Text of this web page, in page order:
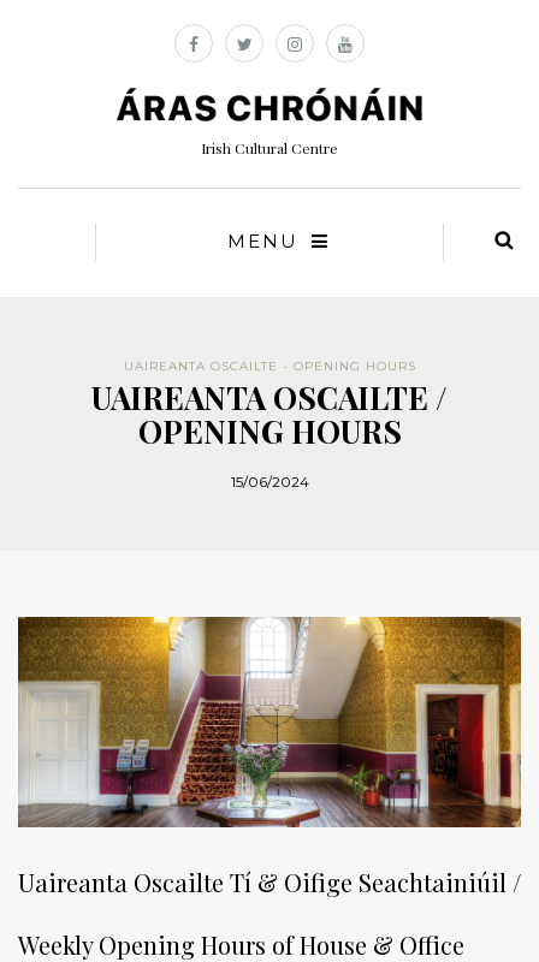
Irish Cultural Centre
MENU
UAIREANTA OSCAILTE - OPENING HOURS
UAIREANTA OSCAILTE /
OPENING HOURS
15/06/2024
Uaireanta Oscailte Tí & Oifige Seachtainiúil /
Weekly Opening Hours of House & Office